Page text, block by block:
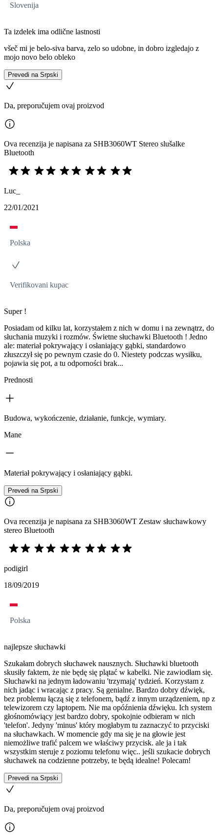
Slovenija
Ta izdelek ima odlične lastnosti
všeč mi je belo-siva barva, zelo so udobne, in dobro izgledajo z
mojo novo belo obleko
Prevedi na Srpski
Da, preporučujem ovaj proizvod
Ova recenzija je napisana za SHB3060WT Stereo slušalke
Bluetooth
Luc_
22/01/2021
Polska
Verifikovani kupac
Super !
Posiadam od kilku lat, korzystałem z nich w domu i na zewnątrz, do
słuchania muzyki i rozmów. Świetne słuchawki Bluetooth ! Jedno
ale: materiał pokrywający i osłaniający gąbki, standardowo
złuszczył się po pewnym czasie do 0. Niestety podczas wysiłku,
pojawia się pot, a tu odporności brak...
Prednosti
Budowa, wykończenie, działanie, funkcje, wymiary.
Mane
Materiał pokrywający i osłaniający gąbki.
Prevedi na Srpski
Ova recenzija je napisana za SHB3060WT Zestaw słuchawkowy
stereo Bluetooth
podigirl
18/09/2019
Polska
najlepsze słuchawki
Szukałam dobrych słuchawek nausznych. Słuchawki bluetooth
skusiły faktem, że nie będę się plątać w kabelki. Nie zawiodłam się.
Słuchawki na jednym ładowaniu 'trzymają' tydzień. Korzystam z
nich jadąc i wracając z pracy. Są genialne. Bardzo dobry dźwięk,
bez problemu łączą się z telefonem, bądź z innym urządzeniem, np z
telewizorem czy laptopem. Nie ma opóźnienia dźwięku. Ich system
głośnomówiący jest bardzo dobry, spokojnie odbieram w nich
'telefon'. Jedyny 'minus' który mogłabym tu zaznaczyć to przyciski
na słuchawkach. W momencie gdy ma się je na głowie jest
niemożliwe trafić palcem we właściwy przycisk. ale ja i tak
wszystkim steruje z poziomu telefonu więc.. jeśli szukacie dobrych
słuchawek na codzienne potrzeby, te będą idealne! Polecam!
Prevedi na Srpski
Da, preporučujem ovaj proizvod